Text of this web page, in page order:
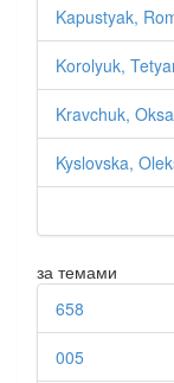
Kapustyak,
Korolyuk,
Kravchuk,
Kyslovska,
за темами
658
005